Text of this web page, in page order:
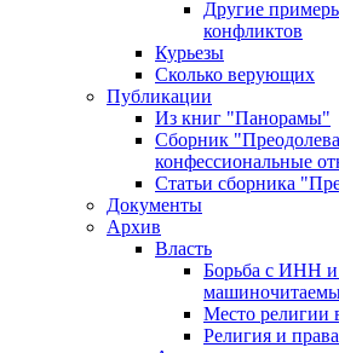
Другие
конфликтов
Курьезы
Сколько верующих
Публикации
Из книг "Панорамы"
Сборник
конфессиональные
Статьи сборника
Документы
Архив
Власть
Борьба с ИНН
Место религии
Религия и